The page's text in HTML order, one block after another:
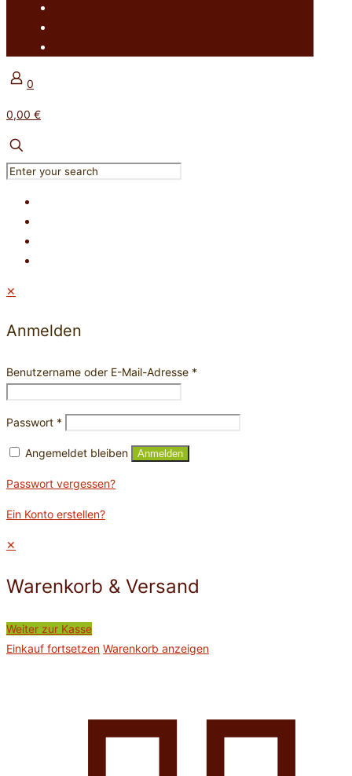
0
0,00 €
✕
Anmelden
Benutzername oder E-Mail-Adresse *
Passwort *
Angemeldet bleiben Anmelden
Passwort vergessen?
Ein Konto erstellen?
✕
Warenkorb & Versand
Weiter zur Kasse
Einkauf fortsetzen Warenkorb anzeigen